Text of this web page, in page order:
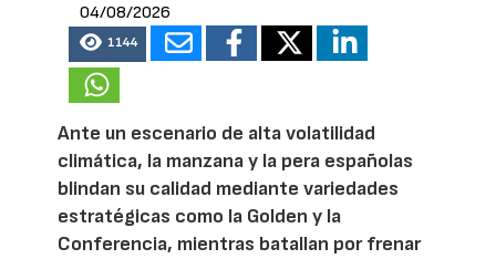
04/08/2026
1144
Ante un escenario de alta volatilidad
climática, la manzana y la pera españolas
blindan su calidad mediante variedades
estratégicas como la Golden y la
Conferencia, mientras batallan por frenar